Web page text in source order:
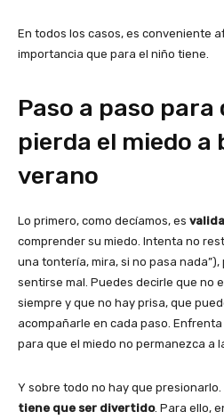
En todos los casos, es conveniente
importancia que para el niño tiene.
Paso a paso para
pierda el miedo a
verano
Lo primero, como decíamos, es
comprender su miedo. Intenta no
una tontería, mira, si no pasa
sentirse mal. Puedes decirle que no
siempre y que no hay prisa, que
acompañarle en cada paso.
para que el miedo no permanezca a
Y sobre todo no hay que
tiene que ser divertido. Para ello,